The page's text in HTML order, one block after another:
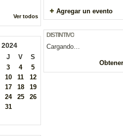
Ver todos
2024
J V
S
3 4
5
10 11
12
17 18
19
24 25
26
31
Agregar un evento
DISTINTIVO
Cargando…